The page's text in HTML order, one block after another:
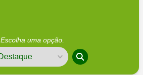
Escolha uma opção.